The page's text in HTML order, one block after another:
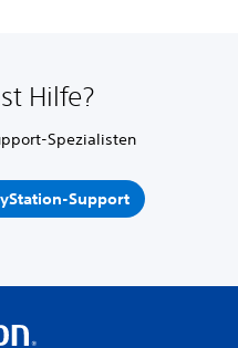
Hilfe?
Spezialisten
Support